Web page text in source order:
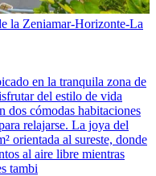
la Zeniamar-Horizonte-La
en la tranquila zona de
del estilo de vida
dos cómodas habitaciones
relajarse. La joya del
orientada al sureste, donde
al aire libre mientras
tambi